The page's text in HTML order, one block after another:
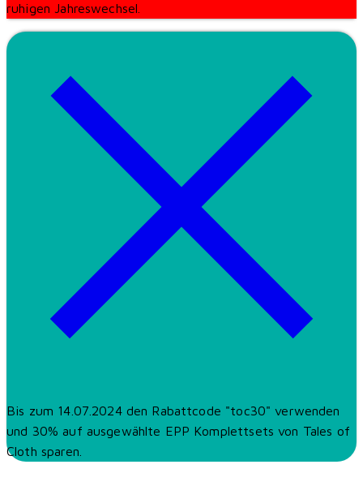
ruhigen Jahreswechsel.
Bis zum 14.07.2024 den Rabattcode "toc30" verwenden
und 30% auf ausgewählte EPP Komplettsets von Tales of
Cloth sparen.